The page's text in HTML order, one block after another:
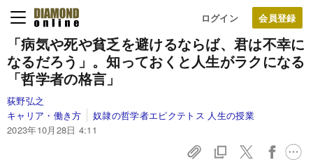
ログイン
「病気や死や貧乏を避けるならば、君は不幸に
なるだろう」。知っておくと人生がラクになる
「哲学者の格言」
荻野弘之
キャリア・働き方
奴隷の哲学者エピクテトス 人生の授業
2023年10月28日 4:11